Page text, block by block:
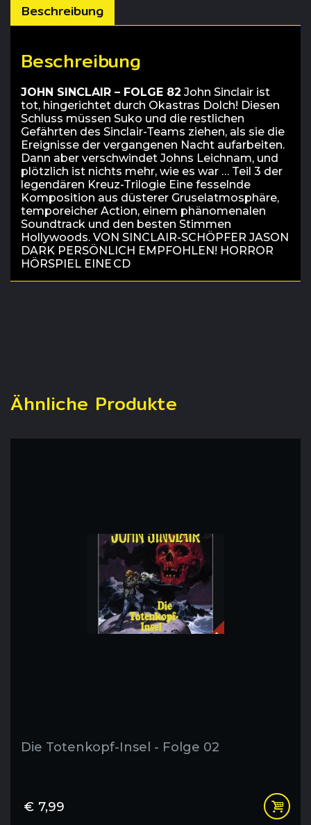
Beschreibung
Beschreibung
JOHN SINCLAIR – FOLGE 82 John Sinclair ist
tot, hingerichtet durch Okastras Dolch! Diesen
Schluss müssen Suko und die restlichen
Gefährten des Sinclair-Teams ziehen, als sie die
Ereignisse der vergangenen Nacht aufarbeiten.
Dann aber verschwindet Johns Leichnam, und
plötzlich ist nichts mehr, wie es war … Teil 3 der
legendären Kreuz-Trilogie Eine fesselnde
Komposition aus düsterer Gruselatmosphäre,
temporeicher Action, einem phänomenalen
Soundtrack und den besten Stimmen
Hollywoods. VON SINCLAIR-SCHÖPFER JASON
DARK PERSÖNLICH EMPFOHLEN! HORROR
HÖRSPIEL EINE CD
Ähnliche Produkte
Die Totenkopf-Insel - Folge 02
€ 7,99